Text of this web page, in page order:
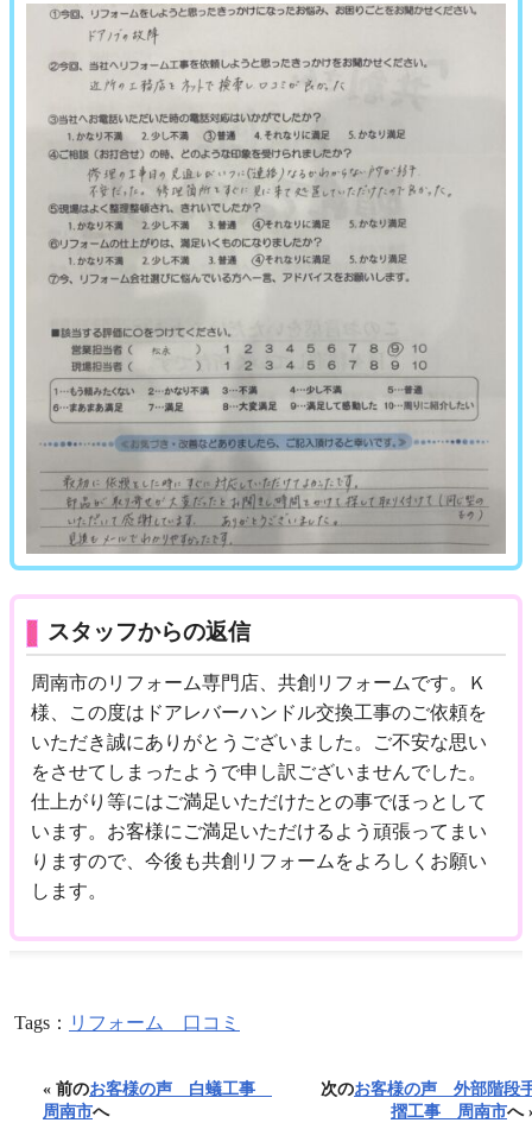
スタッフからの返信
周南市のリフォーム専門店、共創リフォームです。Ｋ
様、この度はドアレバーハンドル交換工事のご依頼を
いただき誠にありがとうございました。ご不安な思い
をさせてしまったようで申し訳ございませんでした。
仕上がり等にはご満足いただけたとの事でほっとして
います。お客様にご満足いただけるよう頑張ってまい
りますので、今後も共創リフォームをよろしくお願い
します。
Tags： リフォーム 口コミ
« 前のお客様の声 白蟻工事
周南市へ
次のお客様の声 外部階段
摺工事 周南市へ